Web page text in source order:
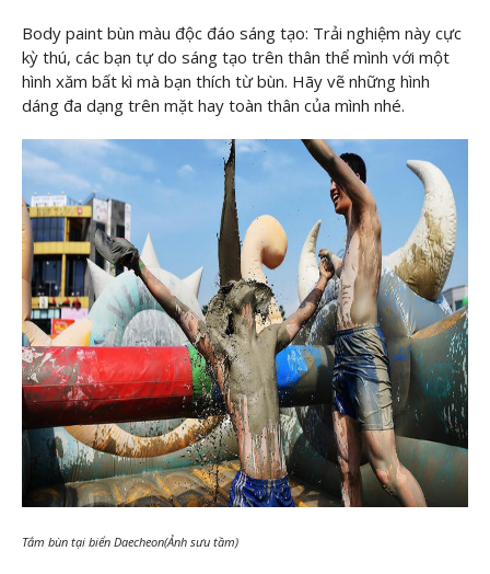
Body paint bùn màu độc đáo sáng tạo: Trải nghiệm này cực
kỳ thú, các bạn tự do sáng tạo trên thân thể mình với một
hình xăm bất kì mà bạn thích từ bùn. Hãy vẽ những hình
dáng đa dạng trên mặt hay toàn thân của mình nhé.
Tắm bùn tại biển Daecheon(Ảnh sưu tầm)